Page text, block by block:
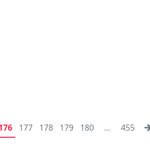
177 178 179 180 ... 455